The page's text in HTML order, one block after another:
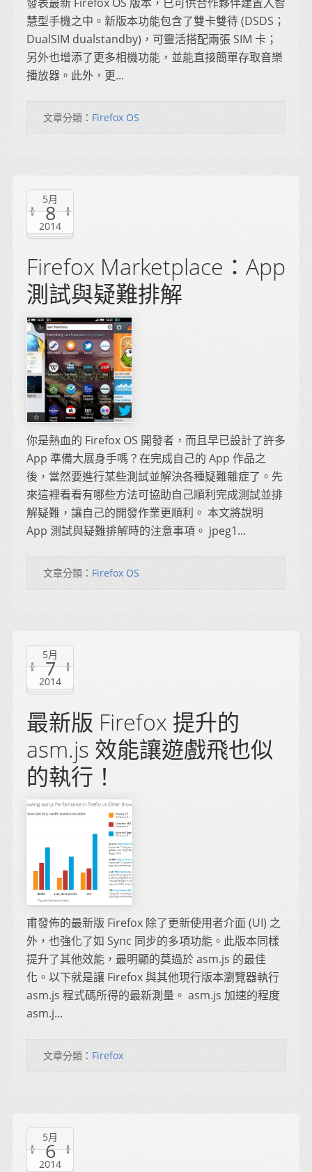
慧型手機之中。新版本功能包含了雙卡雙待 (DSDS；
DualSIM dualstandby)，可靈活搭配兩張 SIM 卡；
另外也增添了更多相機功能，並能直接簡單存取音樂
播放器。此外，更...
文章分類： Firefox OS
5月
8
2014
Firefox Marketplace：App
測試與疑難排解
你是熱血的 Firefox OS 開發者，而且早已設計了許多
App 準備大展身手嗎？在完成自己的 App 作品之
後，當然要進行某些測試並解決各種疑難雜症了。先
來這裡看看有哪些方法可協助自己順利完成測試並排
解疑難，讓自己的開發作業更順利。 本文將說明
App 測試與疑難排解時的注意事項。 jpeg1...
文章分類： Firefox OS
5月
7
2014
最新版 Firefox 提升的
asm.js 效能讓遊戲飛也似
的執行！
甫發佈的最新版 Firefox 除了更新使用者介面 (UI) 之
外，也強化了如 Sync 同步的多項功能。此版本同樣
提升了其他效能，最明顯的莫過於 asm.js 的最佳
化。以下就是讓 Firefox 與其他現行版本瀏覽器執行
asm.js 程式碼所得的最新測量。 asm.js 加速的程度
asm.j...
文章分類： Firefox
5月
6
2014